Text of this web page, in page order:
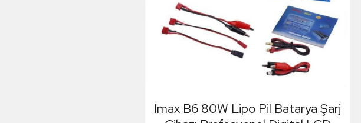
Imax B6 80W Lipo Pil Batarya Şarj